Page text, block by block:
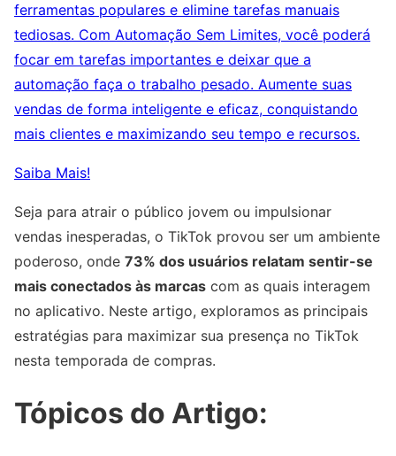
ferramentas populares e elimine tarefas manuais
tediosas. Com Automação Sem Limites, você poderá
focar em tarefas importantes e deixar que a
automação faça o trabalho pesado. Aumente suas
vendas de forma inteligente e eficaz, conquistando
mais clientes e maximizando seu tempo e recursos.
Saiba Mais!
Seja para atrair o público jovem ou impulsionar
vendas inesperadas, o TikTok provou ser um ambiente
poderoso, onde 73% dos usuários relatam sentir-se
mais conectados às marcas com as quais interagem
no aplicativo. Neste artigo, exploramos as principais
estratégias para maximizar sua presença no TikTok
nesta temporada de compras.
Tópicos do Artigo: